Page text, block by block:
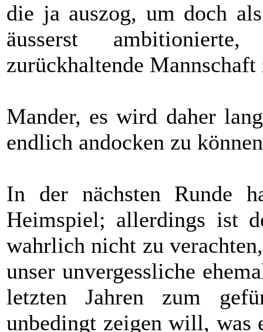
die ja auszog, um doch
äusserst
zurückhaltende Mannschaft
Mander, es wird daher
endlich andocken zu
In der nächsten Runde
Heimspiel; allerdings ist
wahrlich nicht zu
unser unvergessliche
letzten Jahren zum
unbedingt zeigen will, was